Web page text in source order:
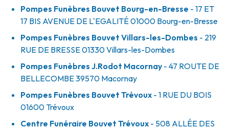
Pompes Funèbres Bouvet Bourg-en-Bresse - 17 ET
17 BIS AVENUE DE L'EGALITÉ01000 Bourg-en-Bresse
Pompes Funèbres Bouvet Villars-les-Dombes - 219
RUE DE BRESSE01330Villars-les-Dombes
Pompes Funèbres J.Rodot Macornay - 47 ROUTE DE
BELLECOMBE39570 Macornay
Pompes Funèbres Bouvet Trévoux - 1 RUE DU BOIS
01600 Trévoux
Centre Funéraire Bouvet Trévoux - 508 ALLÉE DES